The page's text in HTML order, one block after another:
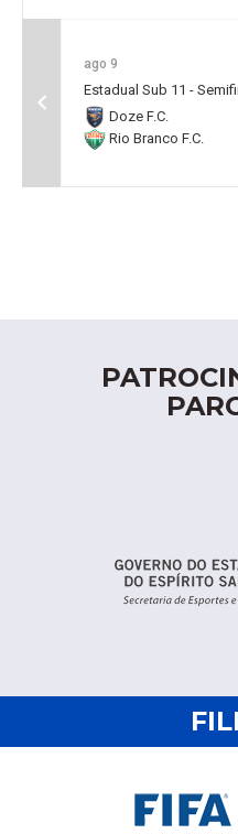
ago 9
Estadual Sub 11 -
Doze F.C.
Rio Branco F.C.